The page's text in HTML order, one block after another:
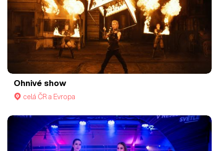
Ohnivé show
celá ČR a Evropa